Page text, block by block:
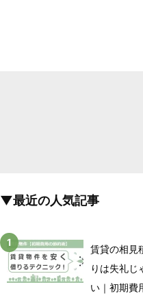
▼最近の人気記事
賃貸の相見
りは失礼じ
い｜初期費